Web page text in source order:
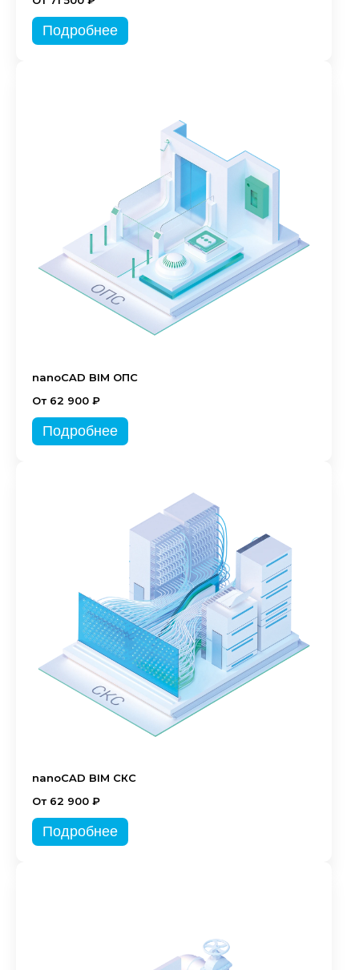
Подробнее
nanoCAD BIM ОПС
От 62 900 ₽
Подробнее
nanoCAD BIM СКС
От 62 900 ₽
Подробнее